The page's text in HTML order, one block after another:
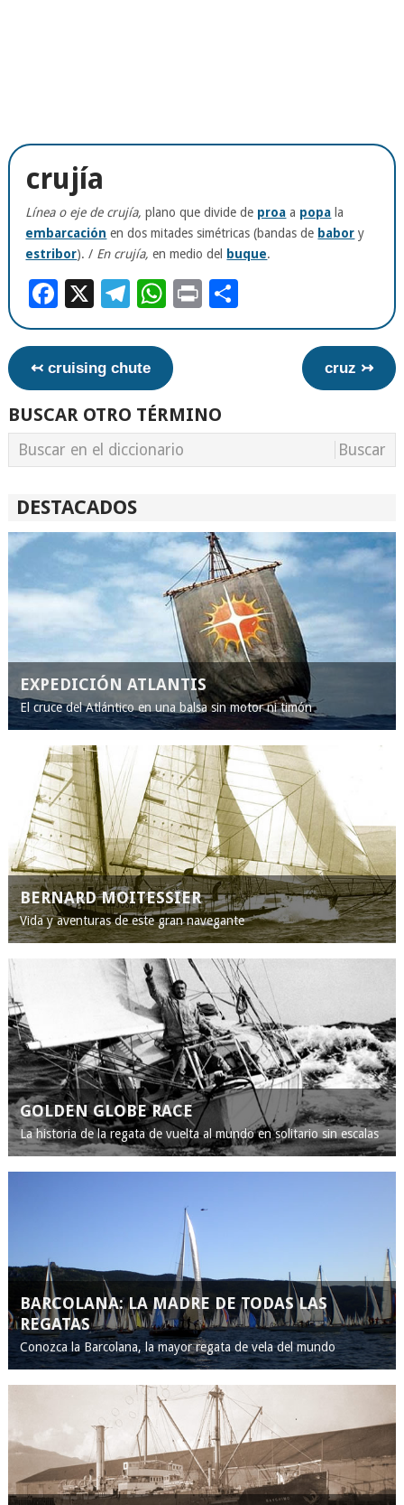
crujía
Línea o eje de crujía, plano que divide de proa a popa la
embarcación en dos mitades simétricas (bandas de babor y
estribor). / En crujía, en medio del buque.
Facebook
X Telegram
WhatsApp
Print
↢ cruising chute cruz ↣
BUSCAR OTRO TÉRMINO
DESTACADOS
EXPEDICIÓN ATLANTIS
El cruce del Atlántico en una balsa sin motor ni timón
BERNARD MOITESSIER
Vida y aventuras de este gran navegante
GOLDEN GLOBE RACE
La historia de la regata de vuelta al mundo en solitario sin escalas
BARCOLANA: LA MADRE DE TODAS LAS
REGATAS
Conozca la Barcolana, la mayor regata de vela del mundo